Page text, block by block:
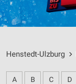
Henstedt-Ulzburg
A B C D